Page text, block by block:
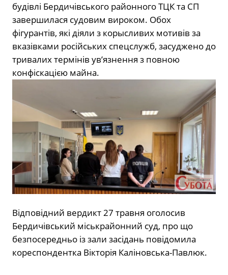
будівлі Бердичівського районного ТЦК та СП
завершилася судовим вироком. Обох
фігурантів, які діяли з корысливих мотивів за
вказівками російських спецслужб, засуджено до
тривалих термінів ув’язнення з повною
конфіскацією майна.
Відповідний вердикт 27 травня оголосив
Бердичівський міськрайонний суд, про що
безпосередньо із зали засідань повідомила
кореспондентка Вікторія Каліновська-Павлюк.